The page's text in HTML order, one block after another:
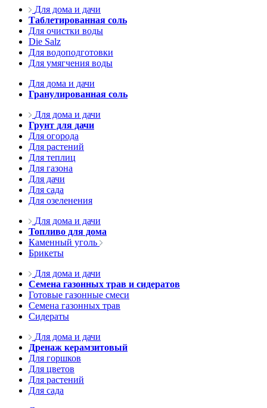
Для дома и дачи
Таблетированная соль
Для очистки воды
Die Salz
Для водоподготовки
Для умягчения воды
Для дома и дачи
Гранулированная соль
Для дома и дачи
Грунт для дачи
Для огорода
Для растений
Для теплиц
Для газона
Для дачи
Для сада
Для озеленения
Для дома и дачи
Топливо для дома
Каменный уголь
Брикеты
Для дома и дачи
Семена газонных трав и сидератов
Готовые газонные смеси
Семена газонных трав
Сидераты
Для дома и дачи
Дренаж керамзитовый
Для горшков
Для цветов
Для растений
Для сада